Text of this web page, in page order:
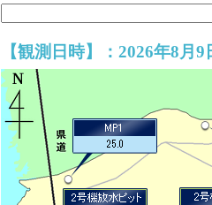
【観測日時】：2026年8月